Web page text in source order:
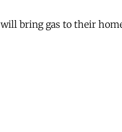
will bring gas to their